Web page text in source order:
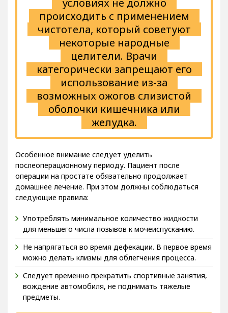
происходить с применением
чистотела, который советуют
некоторые народные
целители. Врачи
категорически запрещают его
использование из-за
возможных ожогов слизистой
оболочки кишечника или
желудка.
Особенное внимание следует уделить
послеоперационному периоду. Пациент после
операции на простате обязательно продолжает
домашнее лечение. При этом должны соблюдаться
следующие правила:
Употреблять минимальное количество жидкости
для меньшего числа позывов к мочеиспусканию.
Не напрягаться во время дефекации. В первое время
можно делать клизмы для облегчения процесса.
Следует временно прекратить спортивные занятия,
вождение автомобиля, не поднимать тяжелые
предметы.